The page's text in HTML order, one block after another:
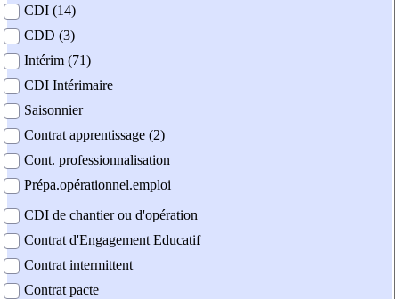
contrat
CDI (14)
CDD (3)
Intérim (71)
CDI Intérimaire
Saisonnier
Contrat apprentissage (2)
Cont. professionnalisation
Prépa.opérationnel.emploi
CDI de chantier ou d'opération
Contrat d'Engagement Educatif
Contrat intermittent
Contrat pacte